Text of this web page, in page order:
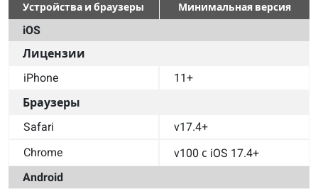
Устройства и браузеры Минимальная версия
iOS
Лицензии
iPhone
11+
Браузеры
Safari
v17.4+
Chrome
v100 с iOS 17.4+
Android